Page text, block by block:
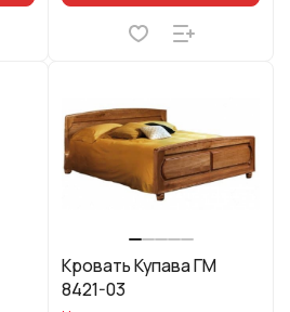
Кровать Купава ГМ
8421-03